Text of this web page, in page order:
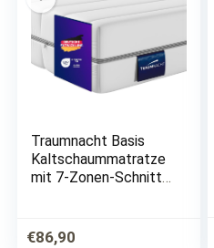
Traumnacht Basis
Kaltschaummatratze
mit 7-Zonen-Schnitt
weiß, Öko-Tex
€86,90